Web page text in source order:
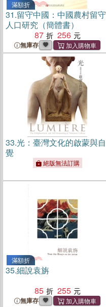
滿額折
31.留守中國：中國農村留守
人口研究（簡體書）
87
256
無庫存
33.光：臺灣文化的啟蒙與自
覺
絕版無法訂購
滿額折
35.細說袁旃
85
255
無庫存